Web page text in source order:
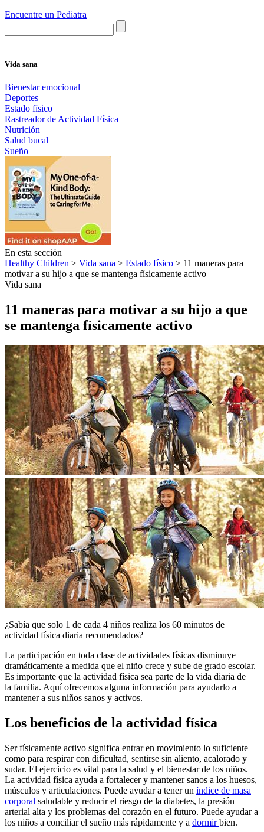
Encuentre un Pediatra
Vida sana
Bienestar emocional
Deportes
Estado físico
Rastreador de Actividad Física
Nutrición
Salud bucal
Sueño
En esta sección
Healthy Children > Vida sana > Estado físico > 11 maneras para
motivar a su hijo a que se mantenga físicamente activo
Vida sana
11 maneras para motivar a su hijo a que
se mantenga físicamente activo
​¿Sabía que solo 1 de cada 4 niños realiza los 60 minutos de
actividad física diaria recomendados?​
La participación en toda clase de actividades físicas disminuye
dramáticamente a medida que el niño crece y sube de grado escolar.
Es importante que la actividad física sea parte de la vida diaria de
la familia. Aquí ofrecemos alguna información para ayudarlo a
mantener a sus niños sanos y activos.
Los beneficios de la actividad física
Ser físicamente activo significa entrar en movimiento lo suficiente
como para respirar con dificultad, ​sentirse sin aliento, acalorado y
sudar. El ejercicio es vital para la salud y el bienestar de los niños.
La actividad física ayuda a fortalecer y mantener sanos a los huesos,
músculos y articulaciones. Puede ayudar a tener un índice de masa
corporal saludable y reducir el riesgo de la diabetes​, la presión
arterial alta y los problemas del corazón en el futuro. Puede ayudar a
los niños a conciliar el sueño más rápidamente y a dormir ​bien.